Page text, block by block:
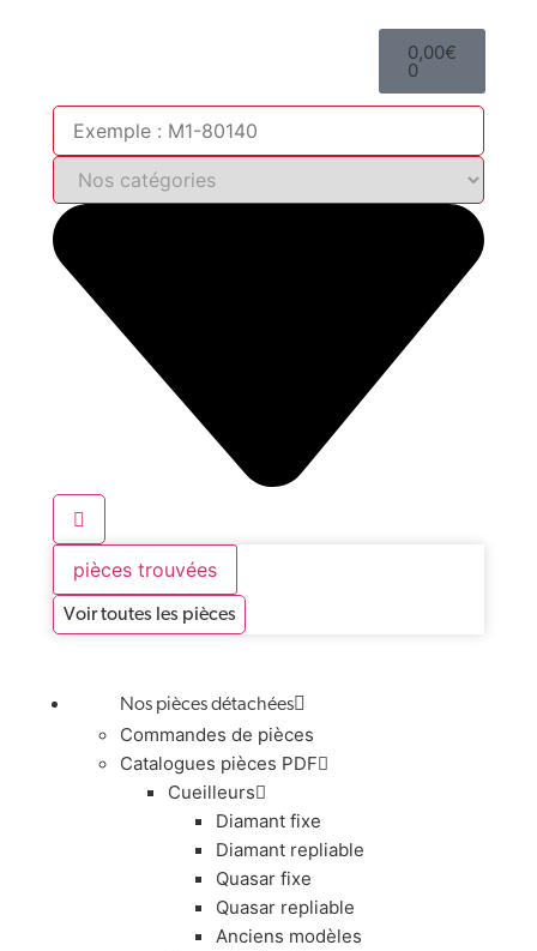
0,00€
0
pièces trouvées
Voir toutes les pièces
Nos pièces détachées
Commandes de pièces
Catalogues pièces PDF
Cueilleurs
Diamant fixe
Diamant repliable
Quasar fixe
Quasar repliable
Anciens modèles